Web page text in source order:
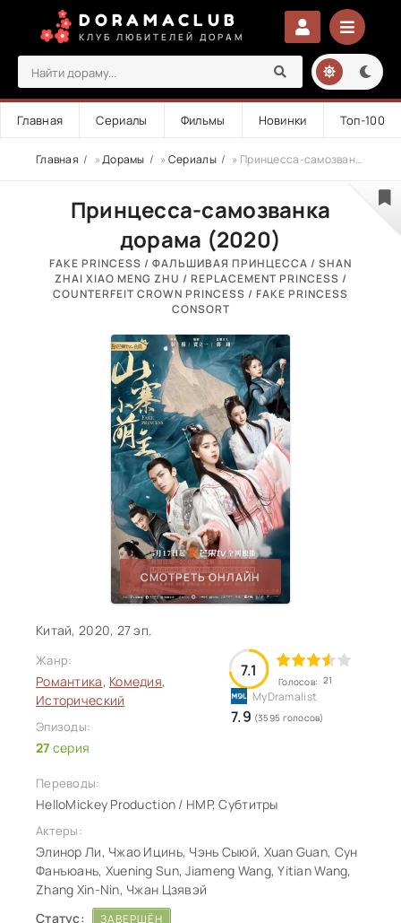
DORAMACLUB
КЛУБ ЛЮБИТЕЛЕЙ ДОРАМ
Главная Сериалы Фильмы Новинки Топ-100
Главная »Дорамы » Сериалы » Принцесса-самозванка
Принцесса-самозванка
дорама (2020)
FAKE PRINCESS / ФАЛЬШИВАЯ ПРИНЦЕССА / SHAN
ZHAI XIAO MENG ZHU / REPLACEMENT PRINCESS /
COUNTERFEIT CROWN PRINCESS / FAKE PRINCESS
CONSORT
СМОТРЕТЬ ОНЛАЙН
Китай, 2020, 27 эп.
Жанр:
Романтика, Комедия,
Исторический
Эпизоды:
27 серия
7.1
Голосов: 21
7.9 (3595 голосов)
Переводы:
HelloMickey Production / HMP, Субтитры
Актеры:
Элинор Ли, Чжао Ицинь, Чэнь Сыюй, Xuan Guan, Сун
Фанъюань, Xuening Sun, Jiameng Wang, Yitian Wang,
Zhang Xin-Nin, Чжан Цзявэй
Статус:
ЗАВЕРШЁН